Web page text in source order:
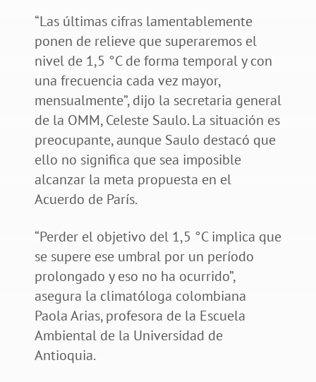
“Las últimas cifras lamentablemente
ponen de relieve que superaremos el
nivel de 1,5 °C de forma temporal y con
una frecuencia cada vez mayor,
mensualmente”, dijo la secretaria general
de la OMM, Celeste Saulo. La situación es
preocupante, aunque Saulo destacó que
ello no significa que sea imposible
alcanzar la meta propuesta en el
Acuerdo de París.
“Perder el objetivo del 1,5 °C implica que
se supere ese umbral por un período
prolongado y eso no ha ocurrido”,
asegura la climatóloga colombiana
Paola Arias, profesora de la Escuela
Ambiental de la Universidad de
Antioquia.